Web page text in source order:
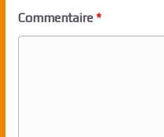
Commentaire *